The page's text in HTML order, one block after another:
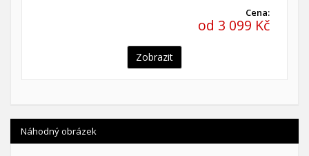
Cena:
od 3 099 Kč
Zobrazit
Náhodný obrázek